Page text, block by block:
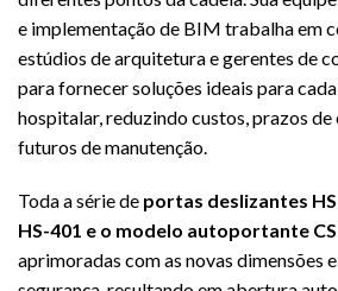
e implementação de BIM trabalha em
estúdios de arquitetura e gerentes de
para fornecer soluções ideais para
hospitalar, reduzindo custos, prazos
futuros de manutenção.
Toda a série de portas deslizantes
HS-401 e o modelo autoportante
aprimoradas com as novas dimensões